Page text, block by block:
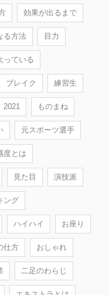
効果が出るまで
る方法 目力
っている
ブレイク 練習生
2021 ものまね
元スポーツ選手
度とは
見た目 演技派
ング
ハイハイ お座り
仕方 おしゃれ
二足のわらじ